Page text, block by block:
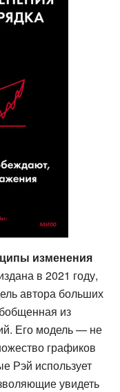
изменения
в 2021 году,
автора больших
из
Его модель — не
графиков
Рэй использует
увидеть